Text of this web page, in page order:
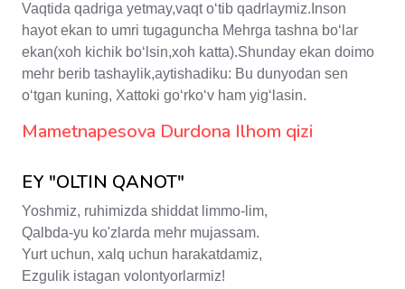
Vaqtida qadriga yetmay,vaqt o‘tib qadrlaymiz.Inson
hayot ekan to umri tugaguncha Mehrga tashna bo‘lar
ekan(xoh kichik bo‘lsin,xoh katta).Shunday ekan doimo
mehr berib tashaylik,aytishadiku: Bu dunyodan sen
o‘tgan kuning, Xattoki go‘rko‘v ham yig‘lasin.
Mametnapesova Durdona Ilhom qizi
EY "OLTIN QANOT"
Yoshmiz, ruhimizda shiddat limmo-lim,
Qalbda-yu ko'zlarda mehr mujassam.
Yurt uchun, xalq uchun harakatdamiz,
Ezgulik istagan volontyorlarmiz!